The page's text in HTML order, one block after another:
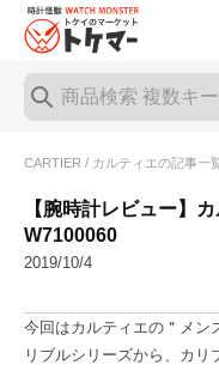
CARTIER / カルティエの記事一
【腕時計レビュー】
W7100060
2019/10/4
今回はカルティエの＂メン
リブルシリーズから、カリ